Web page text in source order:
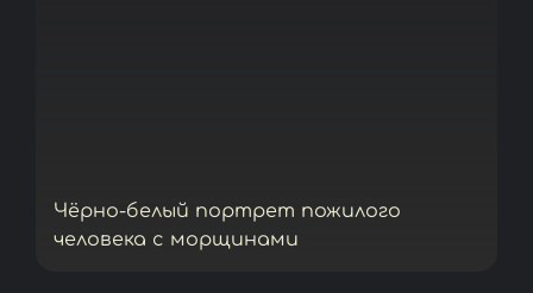
Чёрно-белый портрет пожилого
человека с морщинами